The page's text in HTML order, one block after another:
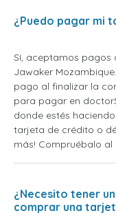
¿Puedo pagar mi
Sí, aceptamos
Jawaker
pago al finalizar la
para pagar en
donde estés
tarjeta de crédito o
más! Compruébalo
¿Necesito tener
comprar una